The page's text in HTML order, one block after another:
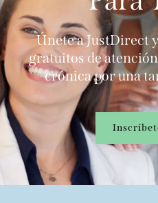
Únete a JustDirect
gratuitos de
crónica por una